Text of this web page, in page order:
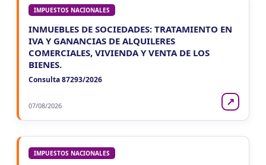
IMPUESTOS NACIONALES
INMUEBLES DE SOCIEDADES: TRATAMIENTO EN
IVA Y GANANCIAS DE ALQUILERES
COMERCIALES, VIVIENDA Y VENTA DE LOS
BIENES.
Consulta 87293/2026
07/08/2026 ↗
IMPUESTOS NACIONALES